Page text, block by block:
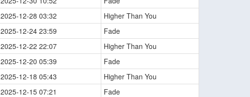
2025-12-28 03:32
Higher Than You
2025-12-24 23:59
Fade
2025-12-22 22:07
Higher Than You
2025-12-20 05:39
Fade
2025-12-18 05:43
Higher Than You
2025-12-15 07:21
Fade